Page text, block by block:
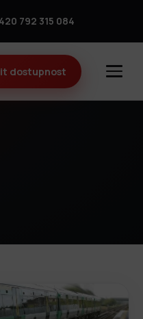
792 315 084
dostupnost